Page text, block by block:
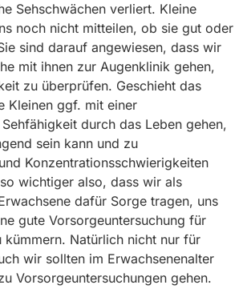
Sehschwächen verliert. Kleine
noch nicht mitteilen, ob sie gut oder
sind darauf angewiesen, dass wir
mit ihnen zur Augenklinik gehen,
zu überprüfen. Geschieht das
Kleinen ggf. mit einer
durch das Leben gehen,
sein kann und zu
Konzentrationsschwierigkeiten
wichtiger also, dass wir als
dafür Sorge tragen, uns
gute Vorsorgeuntersuchung für
kümmern. Natürlich nicht nur für
wir sollten im Erwachsenenalter
Vorsorgeuntersuchungen gehen.